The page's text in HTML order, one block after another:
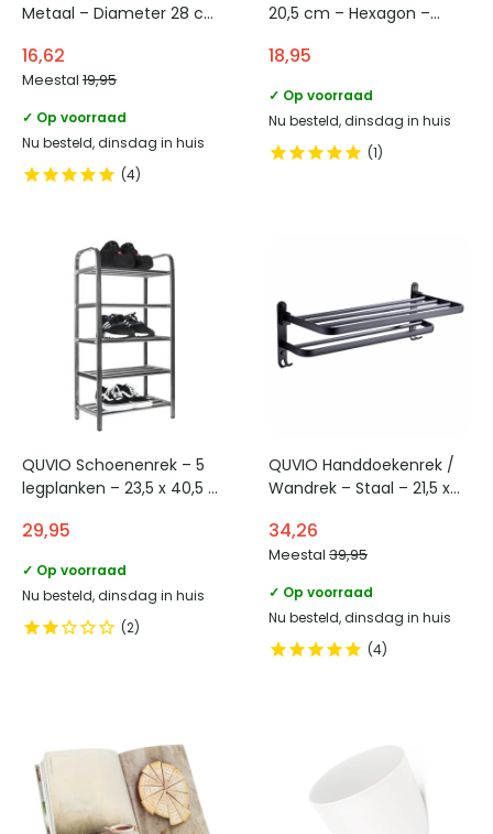
Metaal – Diameter 28 cm
16,62
Meestal 19,95
✓ Op voorraad
Nu besteld, dinsdag in huis
4
20,5 cm – Hexagon –
18,95
✓ Op voorraad
Nu besteld, dinsdag in huis
1
QUVIO Schoenenrek – 5
legplanken – 23,5 x 40,5 x
29,95
✓ Op voorraad
Nu besteld, dinsdag in huis
2
QUVIO Handdoekenrek /
Wandrek – Staal – 21,5 x
34,26
Meestal 39,95
✓ Op voorraad
Nu besteld, dinsdag in huis
4